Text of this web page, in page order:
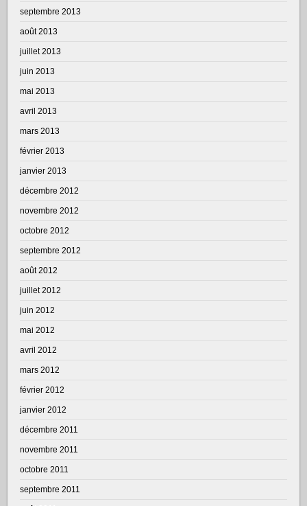
septembre 2013
août 2013
juillet 2013
juin 2013
mai 2013
avril 2013
mars 2013
février 2013
janvier 2013
décembre 2012
novembre 2012
octobre 2012
septembre 2012
août 2012
juillet 2012
juin 2012
mai 2012
avril 2012
mars 2012
février 2012
janvier 2012
décembre 2011
novembre 2011
octobre 2011
septembre 2011